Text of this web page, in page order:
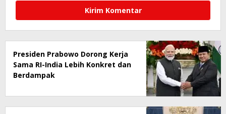
Presiden Prabowo Dorong Kerja
Sama RI-India Lebih Konkret dan
Berdampak